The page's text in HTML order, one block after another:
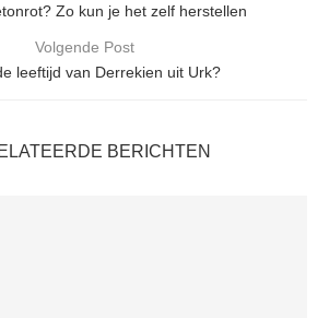
Zo kun je het zelf herstellen
Volgende Post
leeftijd van Derrekien uit Urk?
BERICHTEN